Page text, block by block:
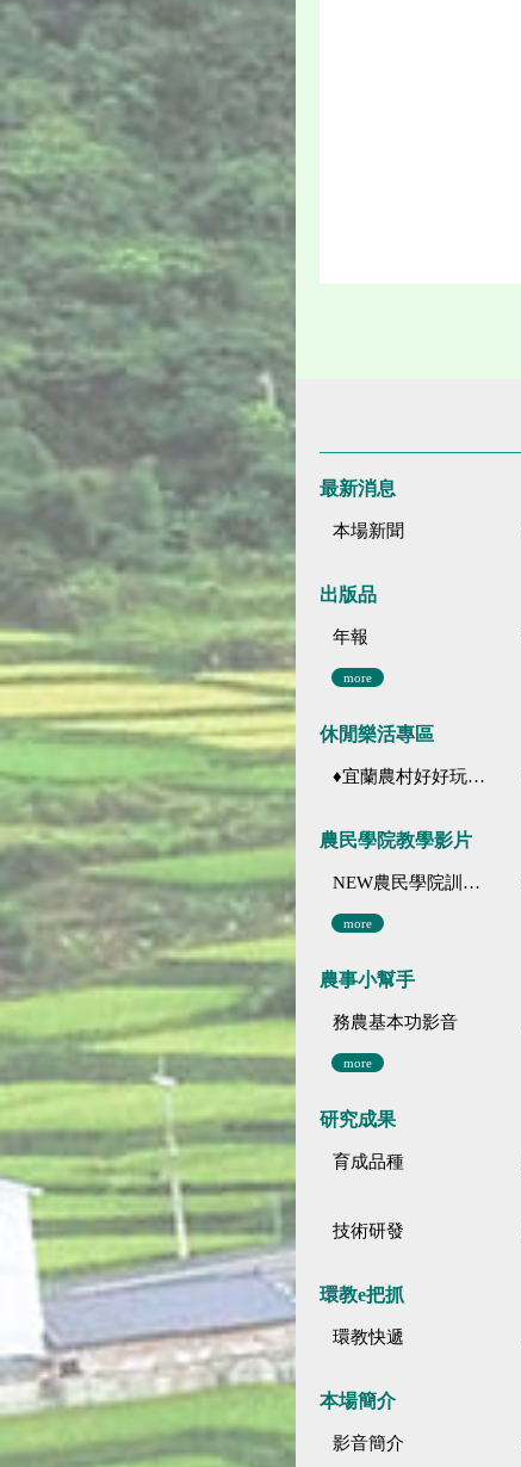
最新消息
本場新聞
出版品
年報
more
休閒樂活專區
♦宜蘭農村好好玩 ♦「農、藝、山、水」四條遊程推薦
農民學院教學影片
NEW農民學院訓練影音分類
more
農事小幫手
務農基本功影音
more
研究成果
育成品種
技術研發
環教e把抓
環教快遞
本場簡介
影音簡介